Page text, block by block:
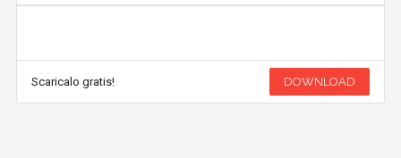
Scaricalo gratis! DOWNLOAD